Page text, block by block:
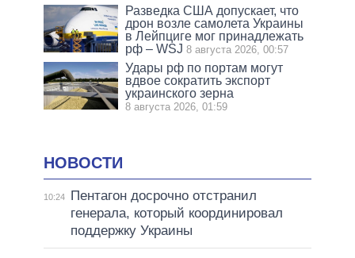
Разведка США допускает, что
дрон возле самолета Украины
в Лейпциге мог принадлежать
рф – WSJ 8 августа 2026, 00:57
Удары рф по портам могут
вдвое сократить экспорт
украинского зерна
8 августа 2026, 01:59
НОВОСТИ
10:24
Пентагон досрочно отстранил
генерала, который координировал
поддержку Украины